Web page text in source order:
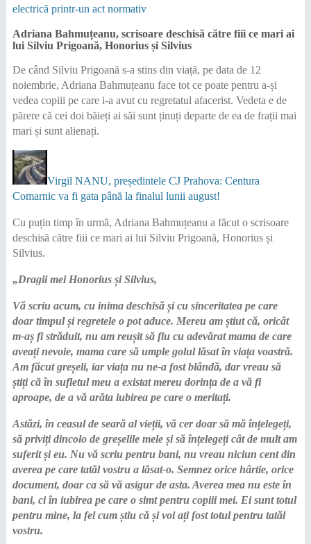
electrică printr-un act normativ
Adriana Bahmuțeanu, scrisoare deschisă către fiii ce mari ai
lui Silviu Prigoană, Honorius și Silvius
De când Silviu Prigoană s-a stins din viață, pe data de 12
noiembrie, Adriana Bahmuțeanu face tot ce poate pentru a-și
vedea copiii pe care i-a avut cu regretatul afacerist. Vedeta e de
părere că cei doi băieți ai săi sunt ținuți departe de ea de frații mai
mari și sunt alienați.
Virgil NANU, președintele CJ Prahova: Centura
Comarnic va fi gata până la finalul lunii august!
Cu puțin timp în urmă, Adriana Bahmuțeanu a făcut o scrisoare
deschisă către fiii ce mari ai lui Silviu Prigoană, Honorius și
Silvius.
„Dragii mei Honorius și Silvius,
Vă scriu acum, cu inima deschisă și cu sinceritatea pe care
doar timpul și regretele o pot aduce. Mereu am știut că, oricât
m-aș fi străduit, nu am reușit să fiu cu adevărat mama de care
aveați nevoie, mama care să umple golul lăsat în viața voastră.
Am făcut greșeli, iar viața nu ne-a fost blândă, dar vreau să
știți că în sufletul meu a existat mereu dorința de a vă fi
aproape, de a vă arăta iubirea pe care o meritați.
Astăzi, în ceasul de seară al vieții, vă cer doar să mă înțelegeți,
să priviți dincolo de greșelile mele și să înțelegeți cât de mult am
suferit și eu. Nu vă scriu pentru bani, nu vreau niciun cent din
averea pe care tatăl vostru a lăsat-o. Semnez orice hârtie, orice
document, doar ca să vă asigur de asta. Averea mea nu este în
bani, ci în iubirea pe care o simt pentru copiii mei. Ei sunt totul
pentru mine, la fel cum știu că și voi ați fost totul pentru tatăl
vostru.